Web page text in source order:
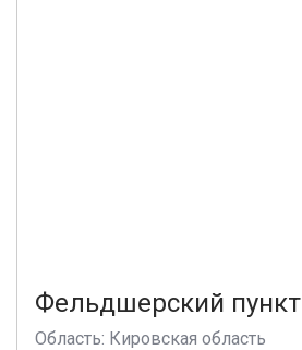
Фельдшерский пункт
Область: Кировская область